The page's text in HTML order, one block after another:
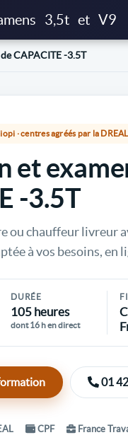
3,5t et V9
CAPACITE -3.5T
· centres agréés par la DREAL
et
-3.5T
ou chauffeur livreur
à vos besoins, en
DURÉE
105 heures
dont 16 h en direct
01
CPF France